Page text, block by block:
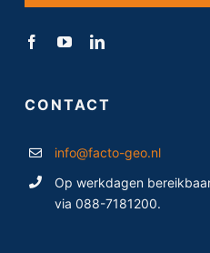
CONTACT
info@facto-geo.nl
Op werkdagen
via 088-7181200.